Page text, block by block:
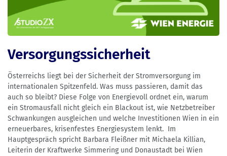
Versorgungssicherheit
Österreichs liegt bei der Sicherheit der Stromversorgung im
internationalen Spitzenfeld. Was muss passieren, damit das
auch so bleibt? Diese Folge von Energievoll ordnet ein, warum
ein Stromausfall nicht gleich ein Blackout ist, wie Netzbetreiber
Schwankungen ausgleichen und welche Investitionen Wien in ein
erneuerbares, krisenfestes Energiesystem lenkt. Im
Hauptgespräch spricht Barbara Fleißner mit Michaela Killian,
Leiterin der Kraftwerke Simmering und Donaustadt bei Wien